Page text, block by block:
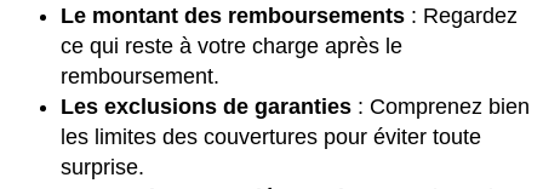
Le montant des remboursements : Regardez
ce qui reste à votre charge après le
remboursement.
Les exclusions de garanties : Comprenez bien
les limites des couvertures pour éviter toute
surprise.